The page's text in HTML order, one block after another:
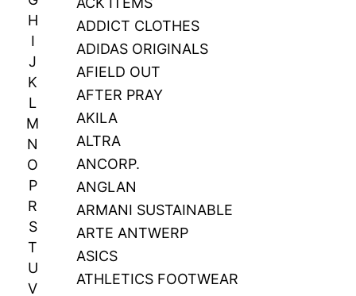
H
I
J
K
L
M
N
O
P
R
S
T
U
V
ADDICT CLOTHES
ADIDAS ORIGINALS
AFIELD OUT
AFTER PRAY
AKILA
ALTRA
ANCORP.
ANGLAN
ARMANI SUSTAINABLE
ARTE ANTWERP
ASICS
ATHLETICS FOOTWEAR